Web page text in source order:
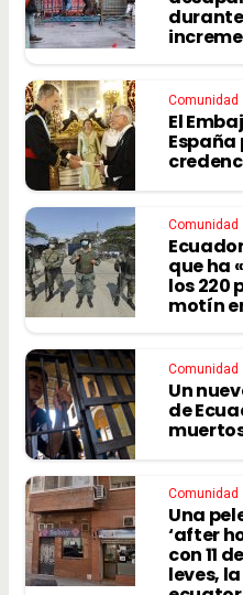
Comunidad
El
Comunidad
que ha
los 220
motín
Comunidad
Un
de
Comunidad
Una
‘after
con 11
leves,